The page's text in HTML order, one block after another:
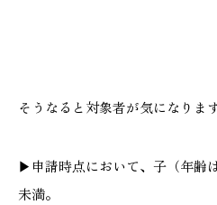
そうなると対象者が気になりま
▶申請時点において、子（年齢
未満。